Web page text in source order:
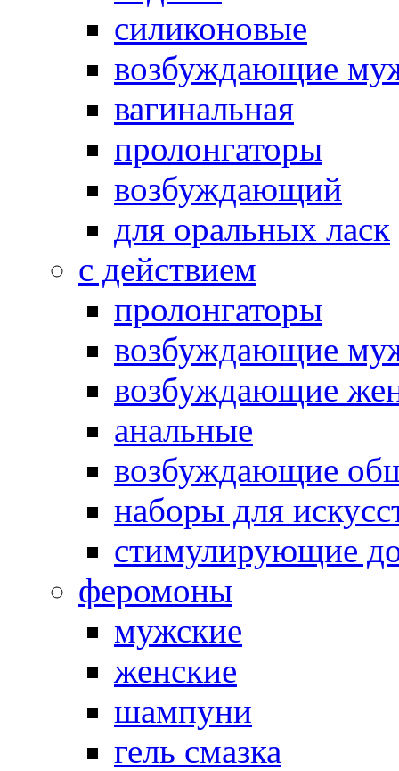
силиконовые
возбуждающие
вагинальная
пролонгаторы
возбуждающий
для оральных ласк
с действием
пролонгаторы
возбуждающие
возбуждающие
анальные
возбуждающие
наборы для
стимулирующие
феромоны
мужские
женские
шампуни
гель смазка